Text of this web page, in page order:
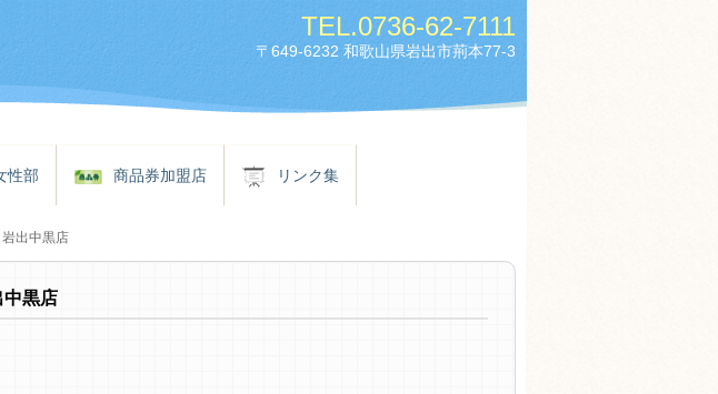
TEL.0736-62-7111
〒649-6232 和歌山県岩出市荊本77-3
性部 商品券加盟店 リンク集
出中黒店
黒店